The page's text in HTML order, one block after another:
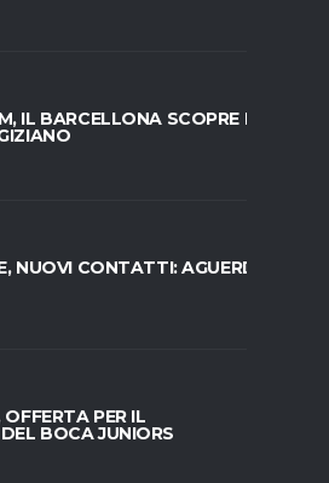
IL BARCELLONA SCOPRE IL
NUOVI CONTATTI: AGUERD È
PER IL
BOCA JUNIORS